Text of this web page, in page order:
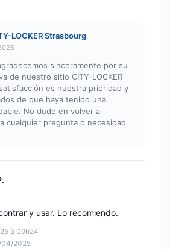
LOCKER Strasbourg
sinceramente por su
de nuestro sitio CITY-LOCKER
es nuestra prioridad y
de que haya tenido una
No dude en volver a
cualquier pregunta o necesidad
à 09h24
04/2025
y usar. Lo recomiendo.